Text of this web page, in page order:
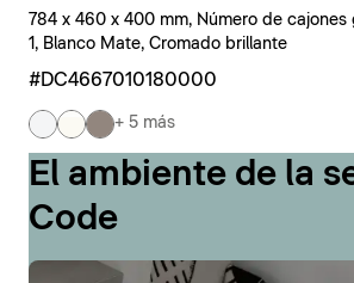
784 x 460 x 400 mm, Número de cajones
1, Blanco Mate, Cromado brillante
#DC4667010180000
+ 5 más
El ambiente de la
Code